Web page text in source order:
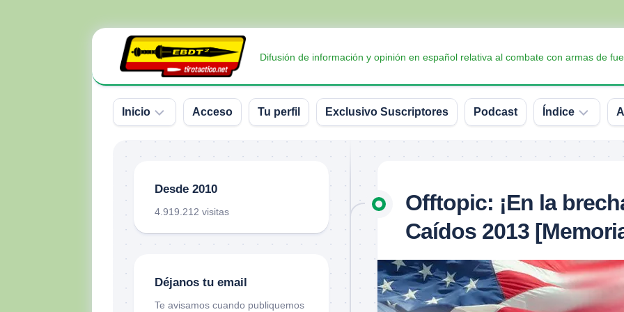
Difusión de información y opinión en español relativa al combate con armas de
Inicio
Donativos
Acceso Tu perfil Exclusivo Suscriptores Podcast Índice
Balística
Conceptos
definiciones
Interesante
Offtopic: ¡En la
Caídos 2013
Desde 2010
4.919.212 visitas
Déjanos tu email
Te avisamos cuando publiquemos